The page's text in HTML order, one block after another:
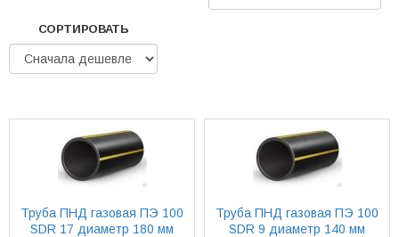
СОРТИРОВАТЬ
Труба ПНД газовая ПЭ 100
SDR 17 диаметр 180 мм
Труба ПНД газовая ПЭ 100
SDR 9 диаметр 140 мм